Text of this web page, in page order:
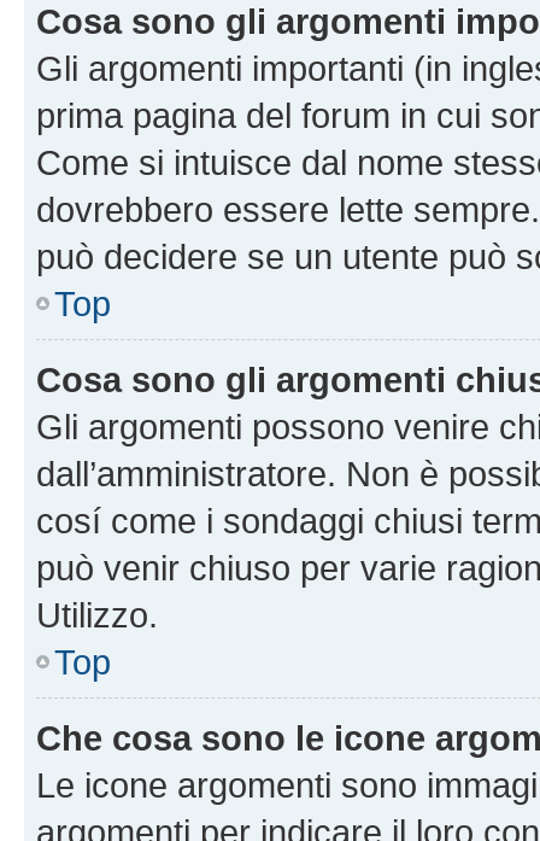
Cosa sono gli argomenti
Gli argomenti importanti (in
prima pagina del forum in cui
Come si intuisce dal nome
dovrebbero essere lette
può decidere se un utente può
Top
Cosa sono gli argomenti
Gli argomenti possono venire
dall’amministratore. Non è
cosí come i sondaggi chiusi
può venir chiuso per varie
Utilizzo.
Top
Che cosa sono le icone
Le icone argomenti sono
argomenti per indicare il loro